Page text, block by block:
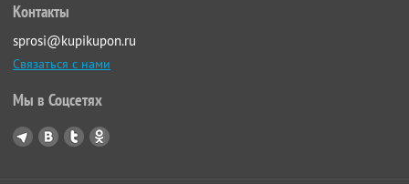
Контакты
sprosi@kupikupon.ru
Связаться с нами
Мы в Соцсетях